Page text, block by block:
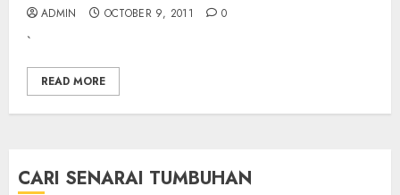
ADMIN OCTOBER 9, 2011 0
`
READ MORE
CARI SENARAI TUMBUHAN